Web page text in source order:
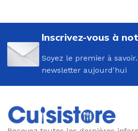
Inscrivez-vous à
Soyez le premier à
newsletter aujourd'hui